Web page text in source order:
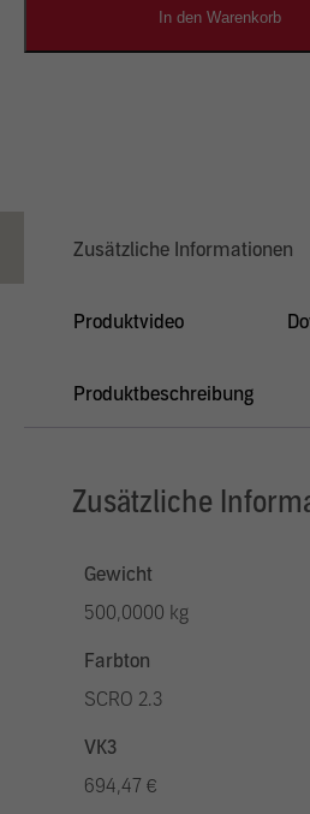
In den Warenkorb
Zusätzliche Informationen
Produktvideo
Produktbeschreibung
Zusätzliche
Gewicht
500,0000 kg
Farbton
SCRO 2.3
VK3
694,47 €